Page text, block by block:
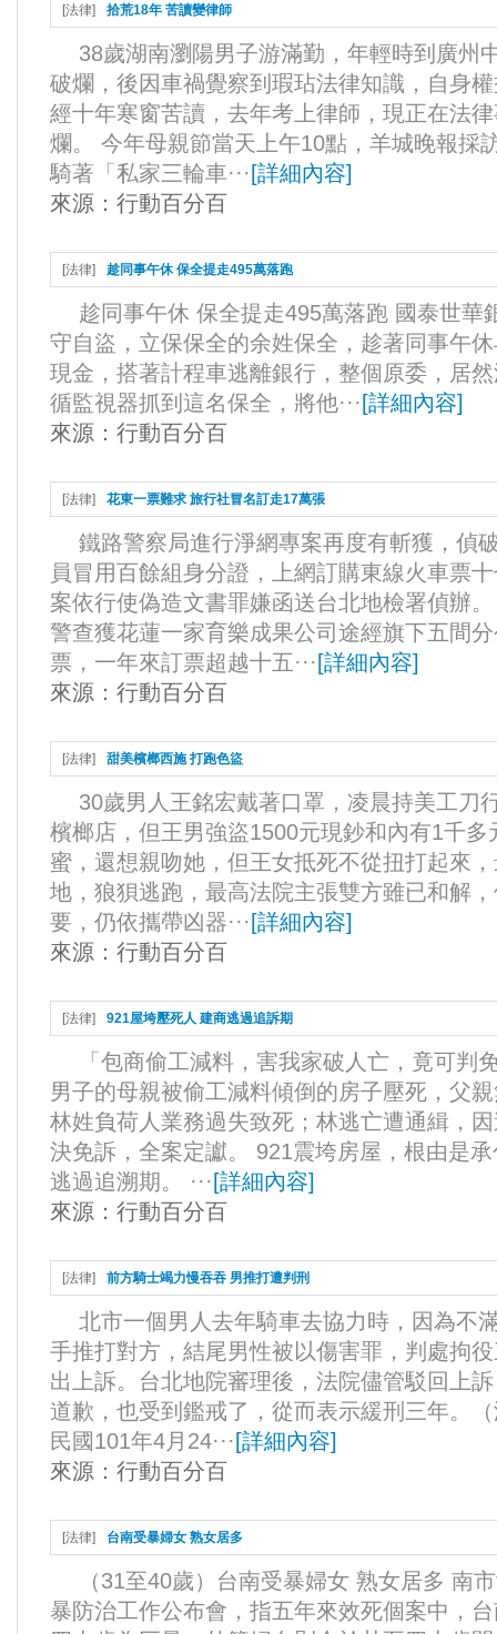
[法律] 拾荒18年 苦讀變律師
38歲湖南瀏陽男子游滿勤，年輕時到廣州
破爛，後因車禍覺察到瑕玷法律知識，自身
經十年寒窗苦讀，去年考上律師，現正在法
爛。 今年母親節當天上午10點，羊城晚報採
騎著「私家三輪車··· [詳細內容]
來源： 行動百分百
[法律] 趁同事午休 保全提走495萬落跑
趁同事午休 保全提走495萬落跑 國泰世華
守自盜，立保保全的余姓保全，趁著同事午
現金，搭著計程車逃離銀行，整個原委，居
循監視器抓到這名保全，將他··· [詳細內容]
來源： 行動百分百
[法律] 花東一票難求 旅行社冒名訂走17萬張
鐵路警察局進行淨網專案再度有斬獲，偵
員冒用百餘組身分證，上網訂購東線火車票
案依行使偽造文書罪嫌函送台北地檢署偵辦
警查獲花蓮一家育樂成果公司途經旗下五間
票，一年來訂票超越十五··· [詳細內容]
來源： 行動百分百
[法律] 甜美檳榔西施 打跑色盜
30歲男人王銘宏戴著口罩，凌晨持美工刀
檳榔店，但王男強盜1500元現鈔和內有1千
蜜，還想親吻她，但王女抵死不從扭打起來
地，狼狽逃跑，最高法院主張雙方雖已和解
要，仍依攜帶凶器··· [詳細內容]
來源： 行動百分百
[法律] 921屋垮壓死人 建商逃過追訴期
「包商偷工減料，害我家破人亡，竟可判
男子的母親被偷工減料傾倒的房子壓死，父
林姓負荷人業務過失致死；林逃亡遭通緝，
決免訴，全案定讞。 921震垮房屋，根由是
逃過追溯期。 ··· [詳細內容]
來源： 行動百分百
[法律] 前方騎士竭力慢吞吞 男推打遭判刑
北市一個男人去年騎車去協力時，因為不
手推打對方，結尾男性被以傷害罪，判處拘
出上訴。台北地院審理後，法院儘管駁回上
道歉，也受到鑑戒了，從而表示緩刑三年。
民國101年4月24··· [詳細內容]
來源： 行動百分百
[法律] 台南受暴婦女 熟女居多
（31至40歲）台南受暴婦女 熟女居多 南
暴防治工作公布會，指五年來效死個案中，